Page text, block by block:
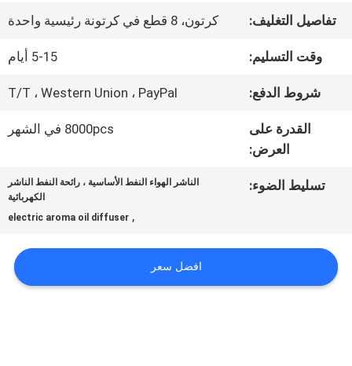
معلومات
جولة
المعمل
الجودة
تفاصيل التغليف: كرتون، 8 قطع في كرتونة رئيسية واحدة
وقت التسليم: 5-15 أيام
شروط الدفع: T/T ، Western Union ، PayPal
القدرة على
العرض:
8000pcs في الشهر
تسليط الضوء:
الناشر الهواء النفط الأساسية ، رائحة النفط الناشر
الكهربائية
,
electric aroma oil diffuser
افضل سعر